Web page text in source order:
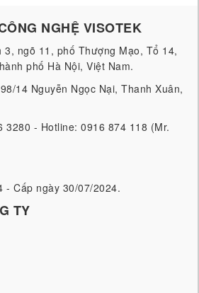
NGHỆ VISOTEK
ngõ 11, phố Thượng Mạo, Tổ 14,
phố Hà Nội, Việt Nam.
14 Nguyễn Ngọc Nại, Thanh Xuân,
3280 - Hotline: 0916 874 118 (Mr.
- Cấp ngày 30/07/2024.
TY